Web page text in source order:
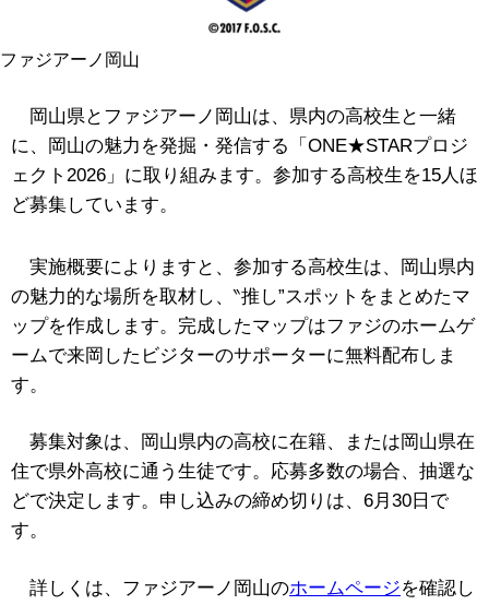
ファジアーノ岡山
岡山県とファジアーノ岡山は、県内の高校生と一緒
に、岡山の魅力を発掘・発信する「ONE★STARプロジ
ェクト2026」に取り組みます。参加する高校生を15人ほ
ど募集しています。
実施概要によりますと、参加する高校生は、岡山県内
の魅力的な場所を取材し、‶推し”スポットをまとめたマ
ップを作成します。完成したマップはファジのホームゲ
ームで来岡したビジターのサポーターに無料配布しま
す。
募集対象は、岡山県内の高校に在籍、または岡山県在
住で県外高校に通う生徒です。応募多数の場合、抽選な
どで決定します。 申し込みの締め切りは、6月30日で
す。
詳しくは、ファジアーノ岡山のホームページを確認し